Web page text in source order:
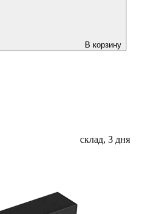
В корзину
склад, 3 дня